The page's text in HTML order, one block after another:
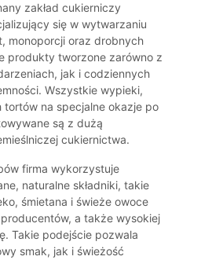
zakład cukierniczy
się w wytwarzaniu
monoporcji oraz drobnych
produkty tworzone zarówno z
jak i codziennych
Wszystkie wypieki,
na specjalne okazje po
są z dużą
cukiernictwa.
firma wykorzystuje
naturalne składniki, takie
śmietana i świeże owoce
a także wysokiej
Takie podejście pozwala
smak, jak i świeżość